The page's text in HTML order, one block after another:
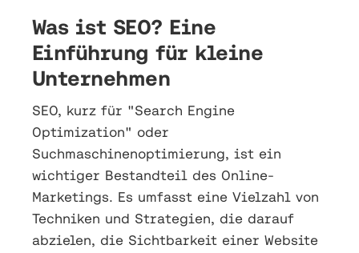
Was ist SEO? Eine
Einführung für kleine
Unternehmen
SEO, kurz für "Search Engine
Optimization" oder
Suchmaschinenoptimierung, ist ein
wichtiger Bestandteil des Online-
Marketings. Es umfasst eine Vielzahl von
Techniken und Strategien, die darauf
abzielen, die Sichtbarkeit einer Website